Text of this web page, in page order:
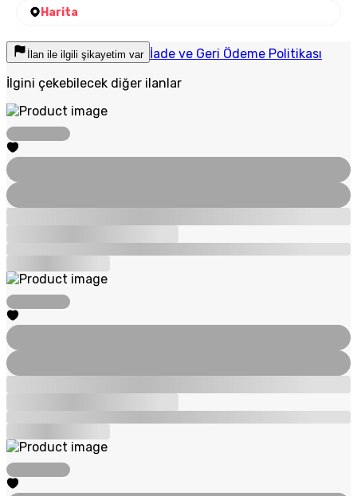
Harita
İlan ile ilgili şikayetim var İade ve Geri Ödeme Politikası
İlgini çekebilecek diğer ilanlar